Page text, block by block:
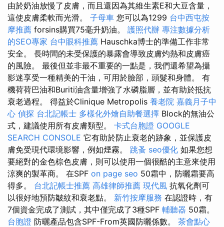
由於奶油放慢了皮膚，而且還因為其維生素E和大豆含量，
這使皮膚柔軟而光滑。 子母車 您可以為1299 台中西屯按
摩推薦 forsins購買75毫升奶油。 護照代辦 專注數據分析
的SEO專家 台中眼科推薦 Hauschka博士的準備工作非常
安全。 長時間的未受保護的暴露會導致皮膚灼熱和皮膚癌
的風險。 最後但並非最不重要的一點是，我們還希望為攝
影迷享受一種精美的干油，可用於臉部，頭髮和身體。 有
機荷荷巴油和Buriti油含量增強了水磷脂層，並有助於抵抗
衰老過程。 得益於Clinique Metropolis 養老院 嘉義月子中
心 偵探 台北記帳士 多樣化外燴自助餐選擇 Block的無油公
式，建議使用所有皮膚類型。 卡式台胞證 GOOGLE
SEARCH CONSOLE 它有助於防止衰老的跡象，並保護皮
膚免受現代環境影響，例如煙霧。 跳蚤 seo優化 如果您想
要絕對的金色棕色皮膚，則可以使用一個很酷的主意來使用
涼爽的製革商。 在SPF on page seo 50霜中，防曬霜要高
得多。 台北記帳士推薦 高雄律師推薦 現代風 抗氧化劑可
以很好地預防皺紋和衰老點。 新竹按摩服務 在認證時，有
7個資金完成了測試，其中僅完成了3種SPF 輔聽器 50霜。
台胞證 防曬產品包含SPF-From英國防曬係數。 茶會點心